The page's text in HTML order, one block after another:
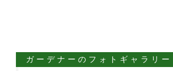
ガーデナーのフォトギャラリー